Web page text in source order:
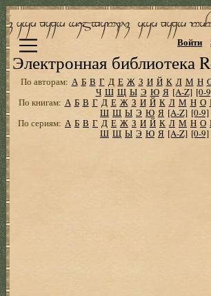
Электронная библиотека
Войти
По авторам: А Б В Г Д Е Ж З И Й К Л М Н
Ч Ш Щ Ы Э Ю Я [A-Z] [0-
По книгам: А Б В Г Д Е Ж З И Й К Л М Н О
Ш Щ Ы Э Ю Я [A-Z] [0-9]
По сериям: А Б В Г Д Е Ж З И Й К Л М Н О
Ш Щ Ы Э Ю Я [A-Z] [0-9]